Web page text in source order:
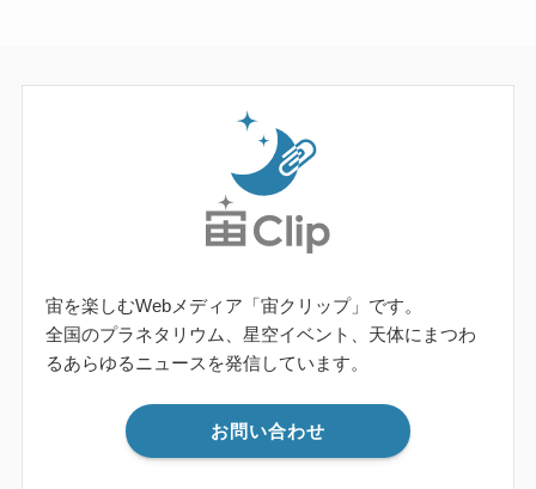
宙を楽しむWebメディア「宙クリップ」です。
全国のプラネタリウム、星空イベント、天体にまつわ
るあらゆるニュースを発信しています。
お問い合わせ